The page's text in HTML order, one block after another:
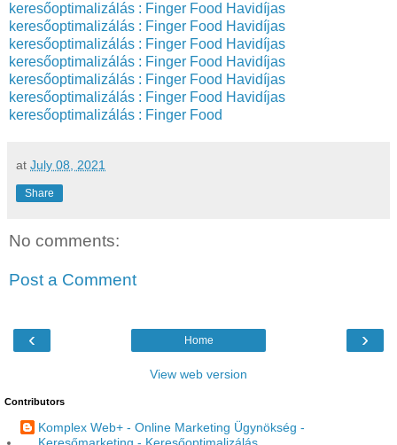
keresőoptimalizálás : Finger Food Havidíjas
keresőoptimalizálás : Finger Food Havidíjas
keresőoptimalizálás : Finger Food Havidíjas
keresőoptimalizálás : Finger Food Havidíjas
keresőoptimalizálás : Finger Food Havidíjas
keresőoptimalizálás : Finger Food Havidíjas
keresőoptimalizálás : Finger Food
at July 08, 2021
Share
No comments:
Post a Comment
‹ ›
Home
View web version
Contributors
Komplex Web+ - Online Marketing Ügynökség -